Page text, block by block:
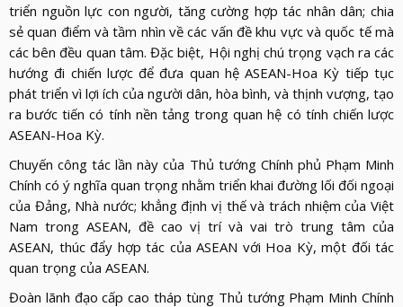
triển nguồn lực con người, tăng cường hợp tác nhân dân; chia
sẻ quan điểm và tầm nhìn về các vấn đề khu vực và quốc tế mà
các bên đều quan tâm. Đặc biệt, Hội nghị chú trọng vạch ra các
hướng đi chiến lược để đưa quan hệ ASEAN-Hoa Kỳ tiếp tục
phát triển vì lợi ích của người dân, hòa bình, và thịnh vượng, tạo
ra bước tiến có tính nền tảng trong quan hệ có tính chiến lược
ASEAN-Hoa Kỳ.
Chuyến công tác lần này của Thủ tướng Chính phủ Phạm Minh
Chính có ý nghĩa quan trọng nhằm triển khai đường lối đối ngoại
của Đảng, Nhà nước; khẳng định vị thế và trách nhiệm của Việt
Nam trong ASEAN, đề cao vị trí và vai trò trung tâm của
ASEAN, thúc đẩy hợp tác của ASEAN với Hoa Kỳ, một đối tác
quan trọng của ASEAN.
Đoàn lãnh đạo cấp cao tháp tùng Thủ tướng Phạm Minh Chính